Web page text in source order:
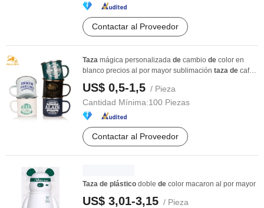
Contactar al Proveedor
Taza mágica personalizada de cambio de color en
blanco precios al por mayor sublimación taza de café
US$ 0,5-1,5 / Pieza
Cantidad Mínima:100 Piezas
Contactar al Proveedor
Taza de plástico doble de color macaron al por mayor
US$ 3,01-3,15 / Pieza